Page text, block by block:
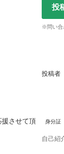
投
※問い合
投稿者
身分証
自己紹